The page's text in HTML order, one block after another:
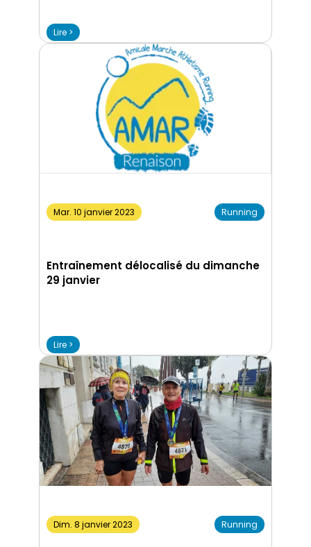
Lire >
Mar. 10 janvier 2023 Running
Entraînement délocalisé du dimanche
29 janvier
Lire >
Dim. 8 janvier 2023 Running